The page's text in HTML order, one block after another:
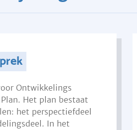
Ontwikkelings
Het plan bestaat
het perspectiefdeel
In het